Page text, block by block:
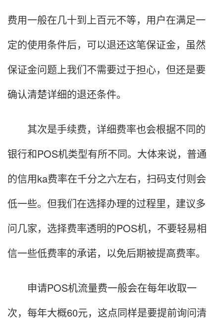
费用一般在几十到上百元不等，用户在满足一
定的使用条件后，可以退还这笔保证金，虽然
保证金问题上我们不需要过于担心，但还是要
确认清楚详细的退还条件。
其次是手续费，详细费率也会根据不同的
银行和POS机类型有所不同。大体来说，普通
的信用ka费率在千分之六左右，扫码支付则会
低一些。但我们在选择办理的过程里，建议多
问几家，选择费率透明的POS机，不要轻易相
信一些低费率的承诺，以免后期被提高费率。
申请POS机流量费一般会在每年收取一
次，每年大概60元，这点同样是要提前询问清